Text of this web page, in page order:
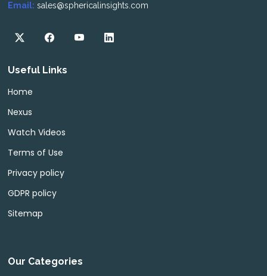
Email: sales@sphericalinsights.com
Useful Links
Home
Nexus
Watch Videos
Terms of Use
Privacy policy
GDPR policy
Sitemap
Our Categories